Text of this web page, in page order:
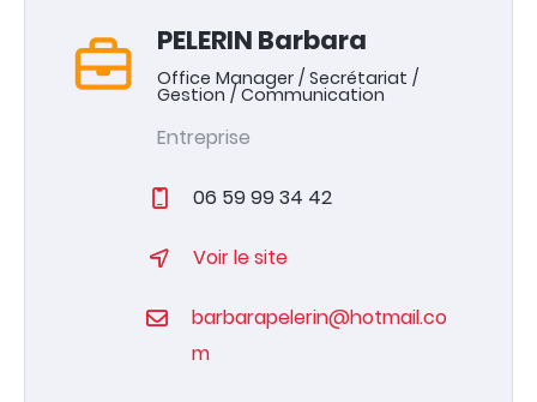
PELERIN Barbara
Office Manager / Secrétariat /
Gestion / Communication
Entreprise
06 59 99 34 42
Voir le site
barbarapelerin@hotmail.co
m